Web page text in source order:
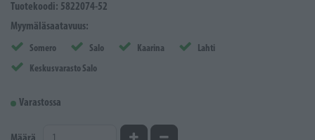
Tuotekoodi: 5822074-52
Myymäläsaatavuus:
Somero Salo Kaarina
Lahti
Keskusvarasto Salo
Varastossa
Kasvata määrääVähennä määrää